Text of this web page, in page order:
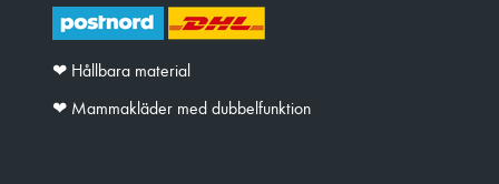
❤︎ Hållbara material
❤︎ Mammakläder med dubbelfunktion